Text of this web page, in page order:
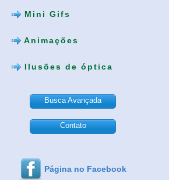
Mini Gifs
Animações
Ilusões de óptica
Busca Avançada
Contato
Página no Facebook